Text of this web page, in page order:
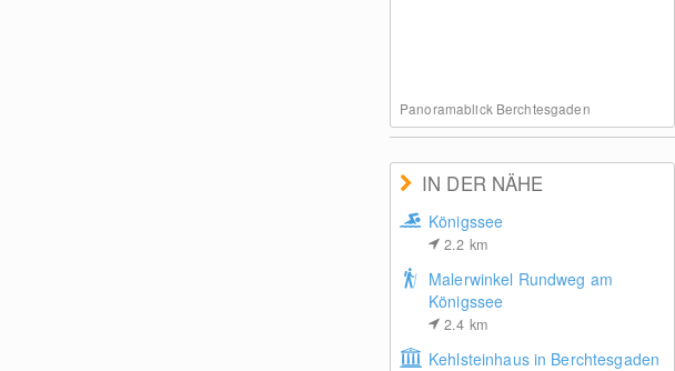
Panoramablick Berchtesgaden
IN DER NÄHE
Königssee
2.2 km
Malerwinkel Rundweg am
Königssee
2.4 km
Kehlsteinhaus in Berchtesgaden